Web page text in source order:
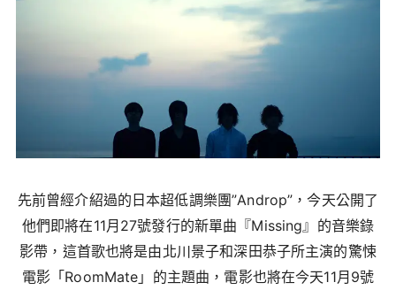
先前曾經介紹過的日本超低調樂團”Androp”，今天公開了
他們即將在11月27號發行的新單曲『Missing』的音樂錄
影帶，這首歌也將是由北川景子和深田恭子所主演的驚悚
電影「RoomMate」的主題曲，電影也將在今天11月9號